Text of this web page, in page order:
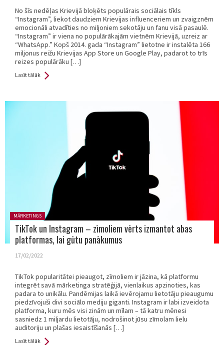
No šīs nedēļas Krievijā bloķēts populārais sociālais tīkls
“Instagram”, liekot daudziem Krievijas influenceriem un zvaigznēm
emocionāli atvadīties no miljoniem sekotāju un fanu visā pasaulē.
“Instagram” ir viena no populārākajām vietnēm Krievijā, uzreiz ar
“WhatsApp.” Kopš 2014. gada “Instagram” lietotne ir instalēta 166
miljonus reižu Krievijas App Store un Google Play, padarot to trīs
reizes populārāku […]
Lasīt tālāk
Posted in:
MĀRKETINGS
TikTok un Instagram – zīmoliem vērts izmantot abas
platformas, lai gūtu panākumus
17/02/2022
TikTok popularitātei pieaugot, zīmoliem ir jāzina, kā platformu
integrēt savā mārketinga stratēģijā, vienlaikus apzinoties, kas
padara to unikālu. Pandēmijas laikā ievērojamu lietotāju pieaugumu
piedzīvojuši divi sociālo mediju giganti. Instagram ir labi izveidota
platforma, kuru mēs visi zinām un mīlam – tā katru mēnesi
sasniedz 1 miljardu lietotāju, nodrošinot jūsu zīmolam lielu
auditoriju un plašas iesaistīšanās […]
Lasīt tālāk